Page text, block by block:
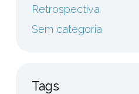
Retrospectiva
Sem categoria
Tags